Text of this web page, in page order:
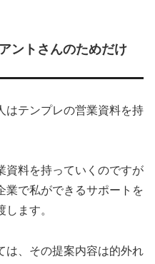
ントさんのためだけ
はテンプレの営業資料を持
資料を持っていくのですが
業で私ができるサポートを
ます。
は、その提案内容は的外れ